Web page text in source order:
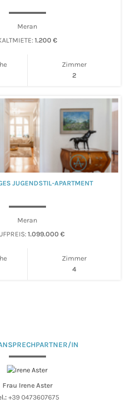
Meran
1.200 €
Zimmer
2
JUGENDSTIL-APARTMENT
Meran
1.099.000 €
Zimmer
4
IN
Frau Irene Aster
+39 0473607675